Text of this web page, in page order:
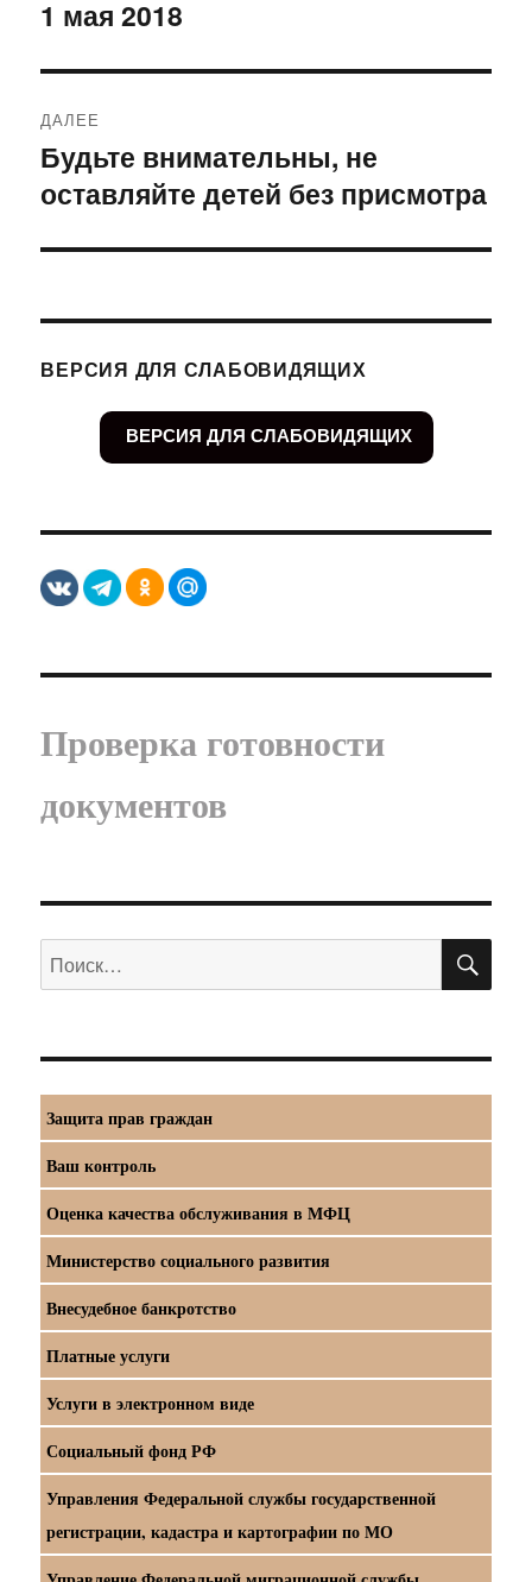
Предыдущая
1 мая 2018
ДАЛЕЕ
Следующая
запись:
Будьте внимательны, не
оставляйте детей без присмотра
ВЕРСИЯ ДЛЯ СЛАБОВИДЯЩИХ
ВЕРСИЯ ДЛЯ СЛАБОВИДЯЩИХ
Проверка готовности
документов
Искать:
Защита прав граждан
Ваш контроль
Оценка качества обслуживания в МФЦ
Министерство социального развития
Внесудебное банкротство
Платные услуги
Услуги в электронном виде
Социальный фонд РФ
Управления Федеральной службы государственной
регистрации, кадастра и картографии по МО